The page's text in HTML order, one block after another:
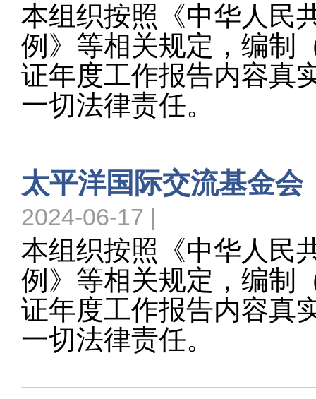
本组织按照《中华人民
例》等相关规定，编制
证年度工作报告内容真
一切法律责任。
太平洋国际交流基金
2024-06-17 |
本组织按照《中华人民
例》等相关规定，编制
证年度工作报告内容真
一切法律责任。